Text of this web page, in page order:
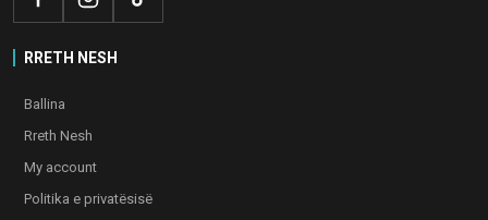
RRETH NESH
Ballina
Rreth Nesh
My account
Politika e privatësisë